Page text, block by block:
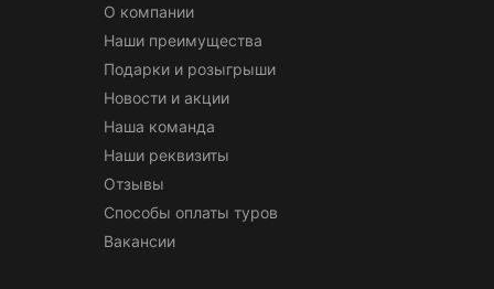
О компании
Наши преимущества
Подарки и розыгрыши
Новости и акции
Наша команда
Наши реквизиты
Отзывы
Способы оплаты туров
Вакансии